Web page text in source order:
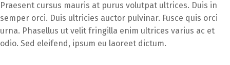
Praesent cursus mauris at purus volutpat ultrices. Duis in
semper orci. Duis ultricies auctor pulvinar. Fusce quis orci
urna. Phasellus ut velit fringilla enim ultrices varius ac et
odio. Sed eleifend, ipsum eu laoreet dictum.